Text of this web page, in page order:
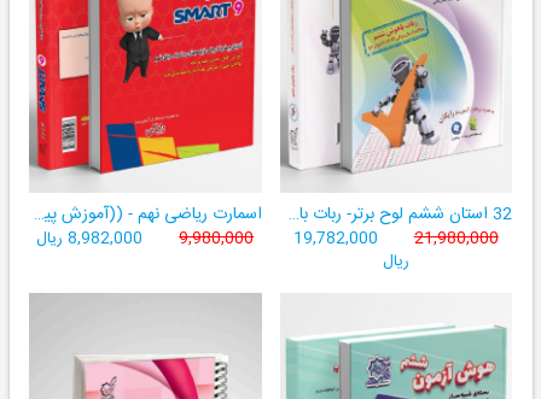
32 استان ششم لوح برتر- ربات باهوش ششم ((به همراه سامانۀ آزمون‌ساز رایگان))
21,980,000
19,782,000
ریال
اسمارت ریاضی نهم - ((آموزش پیشرفتۀ ریاضی تیزهوشان و نمونه‌دولتی نهم+ سامانۀ آزمون‌ساز آنلاین))
9,980,000 8,982,000 ریال